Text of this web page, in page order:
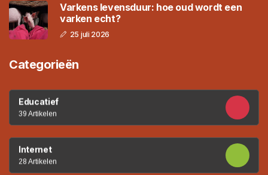
Varkens levensduur: hoe oud wordt een
varken echt?
25 juli 2026
Categorieën
Educatief
39 Artikelen
Internet
28 Artikelen